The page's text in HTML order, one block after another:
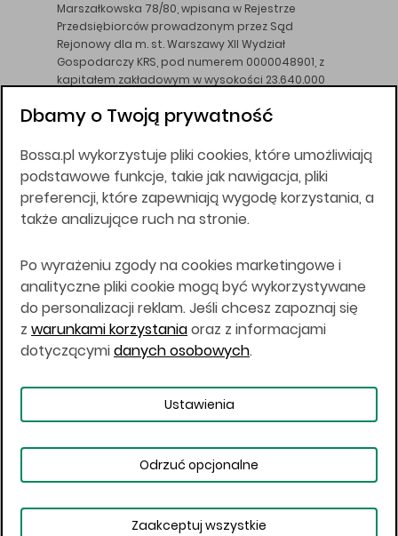
Marszałkowska 78/80, wpisana w Rejestrze
Przedsiębiorców prowadzonym przez Sąd
Rejonowy dla m. st. Warszawy XII Wydział
Gospodarczy KRS, pod numerem 0000048901, z
kapitałem zakładowym w wysokości 23.640.000
DM BOŚ działa na podstawie zezwolenia KNF z dnia
Wszelkie informacje na niniejszej stronie w tym
informacje o produktach inwestycyjnych nie są
kierowane do osób mających miejsce
zamieszkania lub pobytu w Stanach
Japonii, ani w dowolnej innej jurysdykcji, w której
taki materiał byłby sprzeczny z prawem lub w
których zgodne z prawem nabycie produktów
inwestycyjnych nie jest możliwe lub w której nie
jest możliwe złożenie oferty. Prawa obowiązujące
w danej jurysdykcji określają, czy jest możliwe
nabycie poszczególnych produktów
Copyright © 2026 BOŚ | BOSSA.PL
Warunki korzystania
Dane osobowe
Dbamy o Twoją prywatność
Bossa.pl wykorzystuje pliki cookies, które umożliwiają
podstawowe funkcje, takie jak nawigacja, pliki
preferencji, które zapewniają wygodę korzystania, a
także analizujące ruch na stronie.
Po wyrażeniu zgody na cookies marketingowe i
analityczne pliki cookie mogą być wykorzystywane
do personalizacji reklam. Jeśli chcesz zapoznaj się
z warunkami korzystaniaoraz z informacjami
dotyczącymidanych osobowych.
Ustawienia
Odrzuć opcjonalne
Zaakceptuj wszystkie